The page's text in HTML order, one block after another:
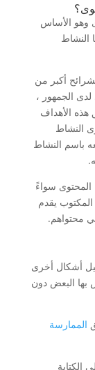
وهو الأساس
النشاط
أكبر من
الجمهور ،
هذه الأهداف
النشاط
باسم النشاط
سواءً
يقدم
محتواهم.
أشكال أخرى
بها البعض دون
الممارسة
الكتابة